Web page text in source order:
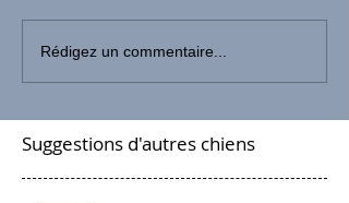
Rédigez un commentaire...
Suggestions d'autres chiens